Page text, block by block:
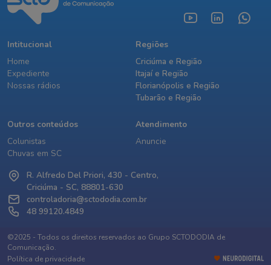
Intitucional
Home
Expediente
Nossas rádios
Regiões
Criciúma e Região
Itajaí e Região
Florianópolis e Região
Tubarão e Região
Outros conteúdos
Colunistas
Chuvas em SC
Atendimento
Anuncie
R. Alfredo Del Priori, 430 - Centro,
Criciúma - SC, 88801-630
controladoria@sctododia.com.br
48 99120.4849
©2025 - Todos os direitos reservados ao Grupo SCTODODIA de
Comunicação.
Política de privacidade